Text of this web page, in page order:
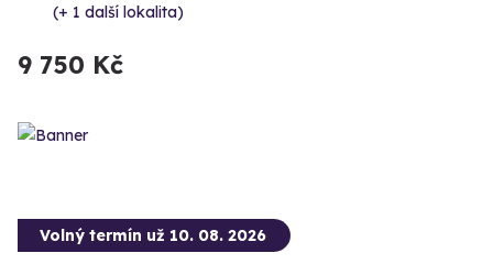
(+ 1 další lokalita)
9 750 Kč
Volný termín už 10. 08. 2026